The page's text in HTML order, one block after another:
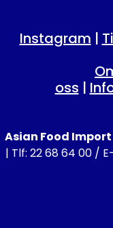
Instagram |
oss |
Asian Food Import
| Tlf: 22 68 64 00 /